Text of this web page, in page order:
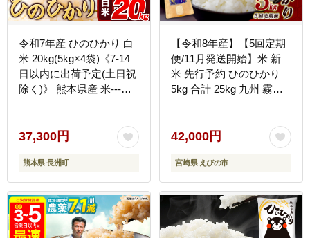
令和7年産 ひのひかり 白
米 20kg(5kg×4袋)《7-14
日以内に出荷予定(土日祝
除く)》 熊本県産 米---
37,300円
熊本県 長洲町
【令和8年産】【5回定期
便/11月発送開始】米 新
米 先行予約 ひのひかり
5kg 合計 25kg 九州 霧島
米 おこめ こめ コメ 白米
ふるさと納税 5キロ 九州
産 宮崎県産 宮崎県 送料
無料
42,000円
宮崎県 えびの市